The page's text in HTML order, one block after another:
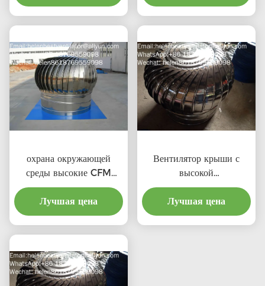
вентиляции для завода
охрана окружающей
среды высокие CFM
выхлопные крышевые
вентиляторы с
профессиональным
Лучшая цена
Вентилятор крыши с
высокой
производительностью и
соотношением затрат для
профессионального
Лучшая цена